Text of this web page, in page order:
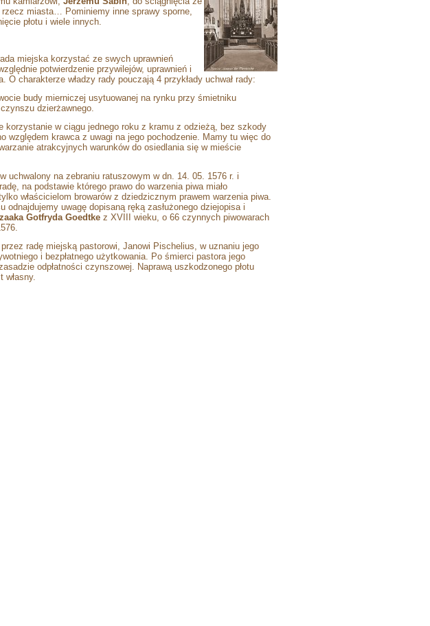
miasta… Pominiemy inne sprawy sporne,
płotu i wiele innych.
miejska korzystać ze swych uprawnień
potwierdzenie przywilejów, uprawnień i
charakterze władzy rady pouczają 4 przykłady uchwał rady:
budy mierniczej usytuowanej na rynku przy śmietniku
dzierżawnego.
korzystanie w ciągu jednego roku z kramu z odzieżą, bez szkody
względem krawca z uwagi na jego pochodzenie. Mamy tu więc do
atrakcyjnych warunków do osiedlania się w mieście
uchwalony na zebraniu ratuszowym w dn. 14. 05. 1576 r. i
na podstawie którego prawo do warzenia piwa miało
właścicielom browarów z dziedzicznym prawem warzenia piwa.
odnajdujemy uwagę dopisaną ręką zasłużonego dziejopisa i
Izaaka Gotfryda Goedtke z XVIII wieku, o 66 czynnych piwowarach
przez radę miejską pastorowi, Janowi Pischelius, w uznaniu jego
i bezpłatnego użytkowania. Po śmierci pastora jego
odpłatności czynszowej. Naprawą uszkodzonego płotu
własny.